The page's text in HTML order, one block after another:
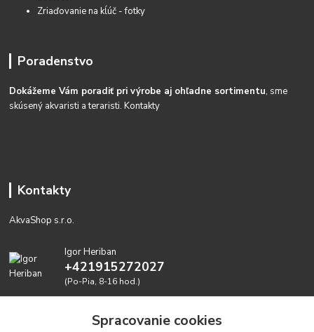
Zriaďovanie na kĺúč - fotky
Poradenstvo
Dokážeme Vám poradiť pri výrobe aj ohľadne sortimentu, sme
skúsený akvaristi a teraristi.Kontakty
Kontakty
AkvaShop s.r.o.
Igor Heriban
+421915272027
(Po-Pia, 8-16 hod.)
Spracovanie cookies